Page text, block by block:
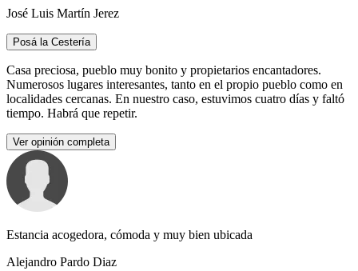
José Luis Martín Jerez
Posá la Cestería
Casa preciosa, pueblo muy bonito y propietarios encantadores.
Numerosos lugares interesantes, tanto en el propio pueblo como en
localidades cercanas. En nuestro caso, estuvimos cuatro días y faltó
tiempo. Habrá que repetir.
Ver opinión completa
Estancia acogedora, cómoda y muy bien ubicada
Alejandro Pardo Diaz